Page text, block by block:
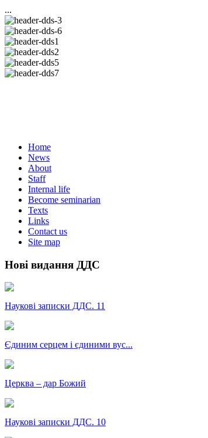
...
Home
News
About
Staff
Internal life
Become seminarian
Texts
Links
Contact us
Site map
Нові видання ДДС
Наукові записки ДДС. 11
Єдиним серцем і єдиними вус...
Церква – дар Божий
Наукові записки ДДС. 10